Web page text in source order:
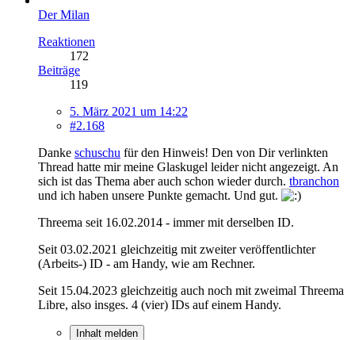
Der Milan
Reaktionen
172
Beiträge
119
5. März 2021 um 14:22
#2.168
Danke schuschu für den Hinweis! Den von Dir verlinkten
Thread hatte mir meine Glaskugel leider nicht angezeigt. An
sich ist das Thema aber auch schon wieder durch. tbranchon
und ich haben unsere Punkte gemacht. Und gut.
Threema seit 16.02.2014 - immer mit derselben ID.
Seit 03.02.2021 gleichzeitig mit zweiter veröffentlichter
(Arbeits-) ID - am Handy, wie am Rechner.
Seit 15.04.2023 gleichzeitig auch noch mit zweimal Threema
Libre, also insges. 4 (vier) IDs auf einem Handy.
Inhalt melden